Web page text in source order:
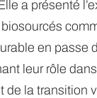
a présenté
en passe
leur rôle dans
de la transition